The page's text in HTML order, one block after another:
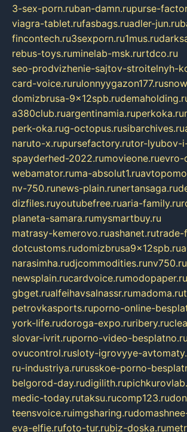
3-sex-porn.ruban-damn.rupurse-
viagra-tablet.rufasbags.ruadler-jun.ru
fincontech.ru3sexporn.ru1mus.ru
rebus-toys.ruminelab-msk.rurtdco.ru
seo-prodvizhenie-sajtov-stroitelnyh-
card-voice.rurulonnyygazon177.ru
domizbrusa-9x12spb.ru
a380club.ruargentinamia.ruperkoka.ru
perk-oka.rug-octopus.rusibarchives.ru
naruto-x.rupursefactory.rutor-lyubov-
spayderhed-2022.rumovieone.ruevro-
webamator.ruma-absolut1.ru
nv-750.runews-plain.runertansaga.ru
dizfiles.ruyoutubefree.ruaria-family.ru
planeta-samara.rumysmartbuy.ru
matrasy-kemerovo.ruashanet.rutrade-
dotcustoms.rudomizbrusa9x12spb.ru
narasimha.rudjcommodities.runv750.ru
newsplain.rucardvoice.rumodopaper.ru
gbget.rualfeihavsalnassr.rumadoma.ru
petrovkasports.ruporno-online-
york-life.rudoroga-expo.ruribery.ru
slovar-ivrit.ruporno-video-besplatno.ru
ovucontrol.rusloty-igrovyye-
ru-industriya.rurusskoe-porno-
belgorod-day.rudigilith.ru
medic-today.rutaksu.rucomp123.ru
teensvoice.ruimgsharing.ru
eva-elfie.rufoto-tur.rubiz-doska.ru